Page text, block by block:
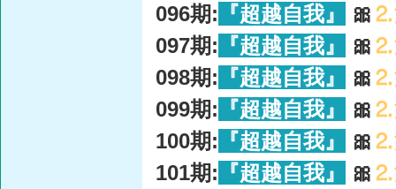
096期: 『超越自我』 🎀 ⒉
097期: 『超越自我』 🎀 ⒉
098期: 『超越自我』 🎀 ⒉
099期: 『超越自我』 🎀 ⒉
100期: 『超越自我』 🎀 ⒉
101期: 『超越自我』 🎀 ⒉